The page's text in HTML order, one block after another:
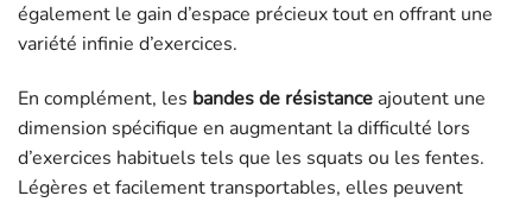
également le gain d’espace précieux tout en offrant une
variété infinie d’exercices.
En complément, les bandes de résistance ajoutent une
dimension spécifique en augmentant la difficulté lors
d’exercices habituels tels que les squats ou les fentes.
Légères et facilement transportables, elles peuvent